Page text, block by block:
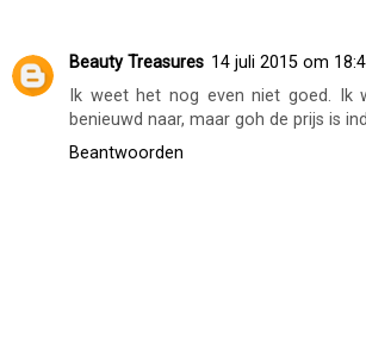
Beauty Treasures 14 juli 2015 om
Ik weet het nog even niet goed. Ik
benieuwd naar, maar goh de prijs is
Beantwoorden